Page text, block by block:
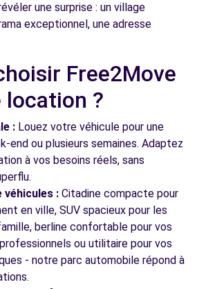
km
toutes les agences
une surprise : un village
exceptionnel, une adresse
Free2Move
location ?
: Louez votre véhicule pour une
end ou plusieurs semaines. Adaptez
à vos besoins réels, sans
véhicules : Citadine compacte pour
en ville, SUV spacieux pour les
berline confortable pour vos
ou utilitaire pour vos
- notre parc automobile répond à